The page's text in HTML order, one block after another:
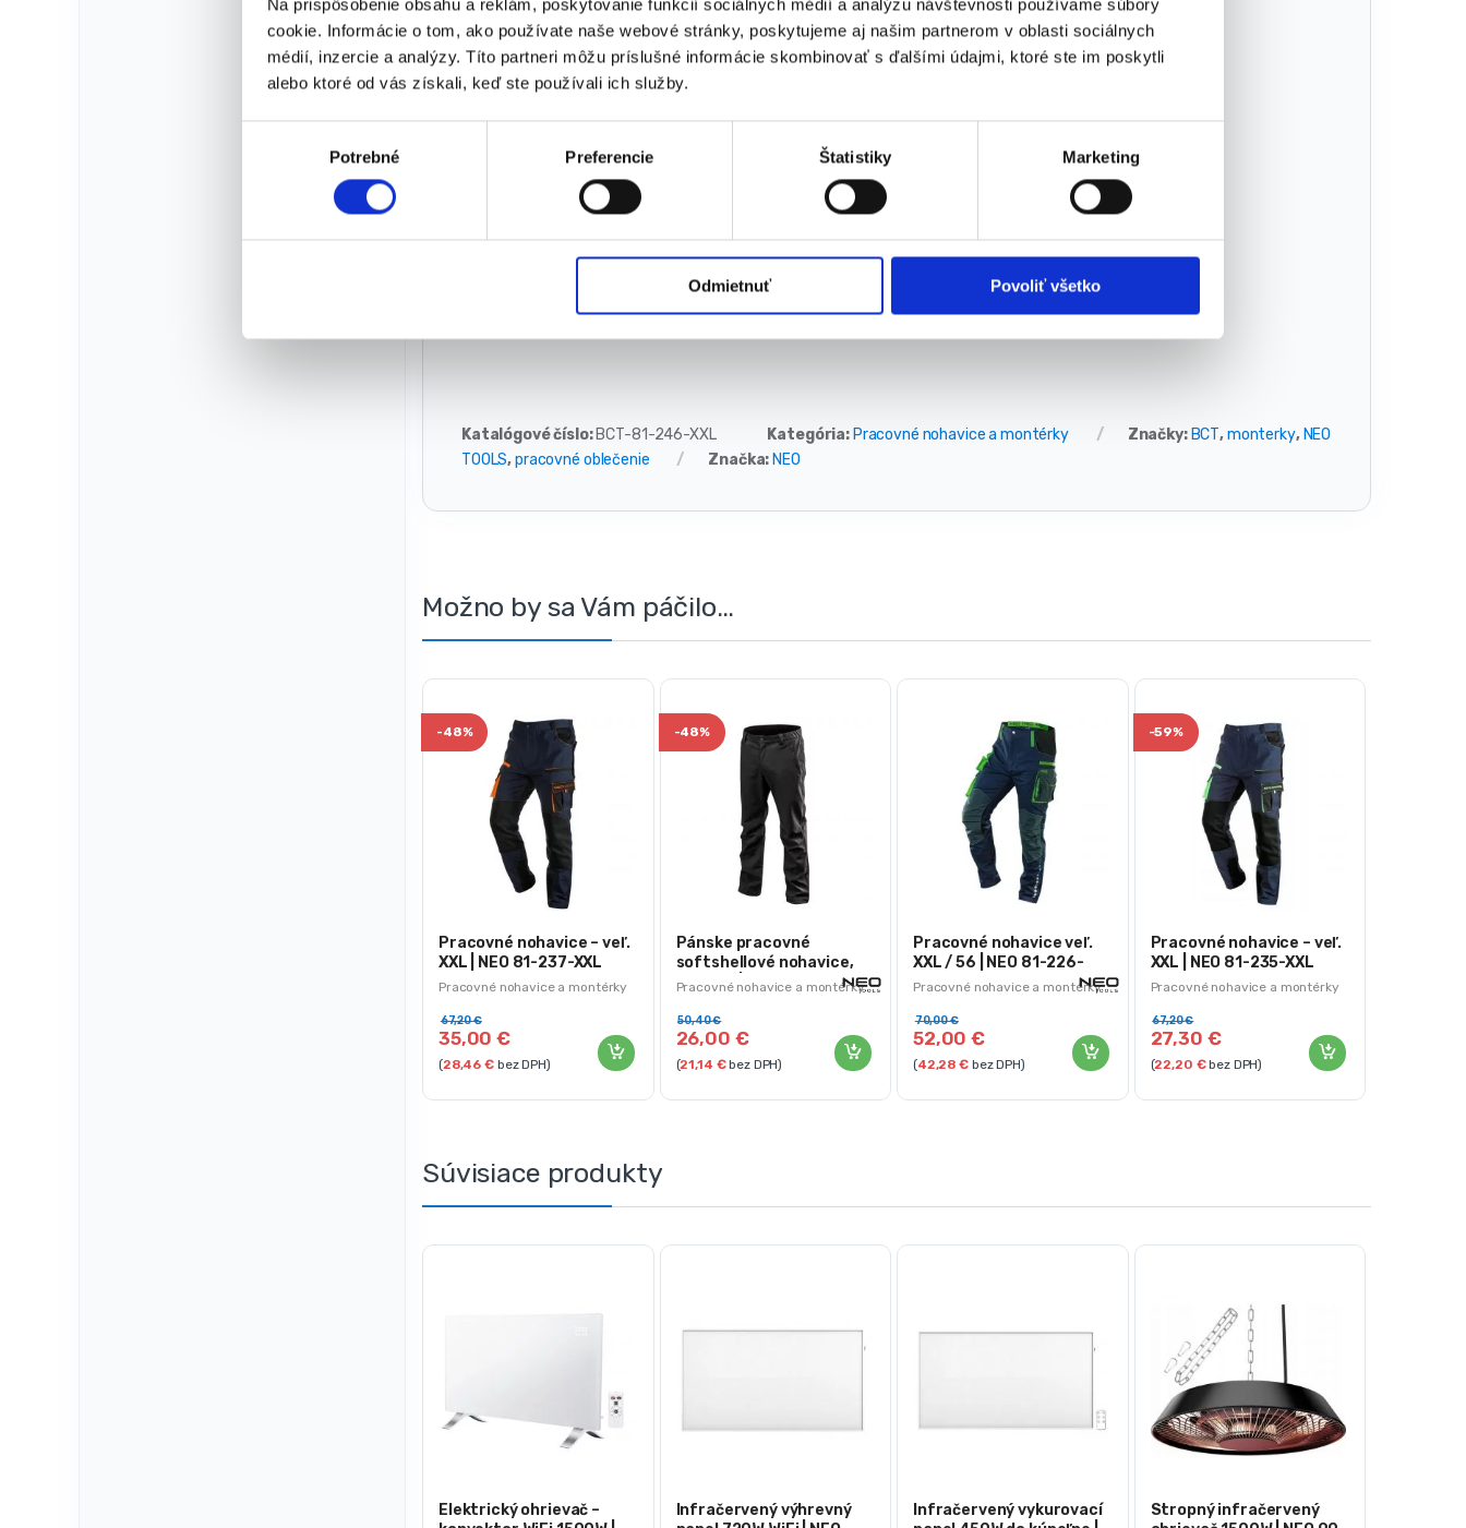
Na prispôsobenie obsahu a reklám, poskytovanie funkcií sociálnych médií a analýzu návštevnosti používame súbory
cookie. Informácie o tom, ako používate naše webové stránky, poskytujeme aj našim partnerom v oblasti sociálnych
médií, inzercie a analýzy. Títo partneri môžu príslušné informácie skombinovať s ďalšími údajmi, ktoré ste im poskytli
alebo ktoré od vás získali, keď ste používali ich služby.
r
l
Potrebné Preferencie Štatistiky Marketing
Odmietnuť Povoliť všetko
Veľkosť oblečenia: XXL/56
Vonkajšia dĺžka: 112 cm
Vnútorná dĺžka: 81 cm
Materiálové zloženie:
Hlavná látka 62 % bavlna, 35 % polyester, 3 % elastan; gramáž 250 g/m2
Výstuž Cordura®
Katalógové číslo: BCT-81-246-XXL Kategória: Pracovné nohavice a montérky Značky: BCT,monterky, NEO
TOOLS,pracovné oblečenie Značka: NEO
Možno by sa Vám páčilo…
Pracovné nohavice a montérky
-48%
Pracovné nohavice – veľ.
XXL | NEO 81-237-XXL
35,00€
67,20€
(28,46€bez DPH)
Pracovné nohavice a montérky
-48%
Pánske pracovné
softshellové nohavice,
veľ. XXL | NEO 81-566-
26,00 €
50,40€
(21,14 €bez DPH)
Pracovné nohavice a montérky
Pracovné nohavice veľ.
XXL / 56 | NEO 81-226-
XXL
52,00€
70,00€
(42,28€bez DPH)
Pracovné nohavice a montérky
-59%
Pracovné nohavice – veľ.
XXL | NEO 81-235-XXL
27,30 €
67,20€
(22,20 €bez DPH)
Súvisiace produkty
Elektrický ohrievač –
Infračervený výhrevný
Infračervený vykurovací
Stropný infračervený